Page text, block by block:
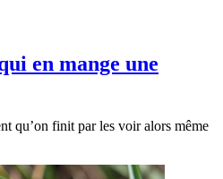
en mange une
qu’on finit par les voir alors même